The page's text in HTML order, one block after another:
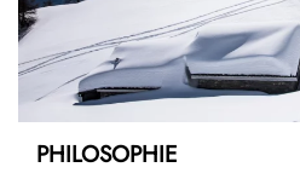
PHILOSOPHIE